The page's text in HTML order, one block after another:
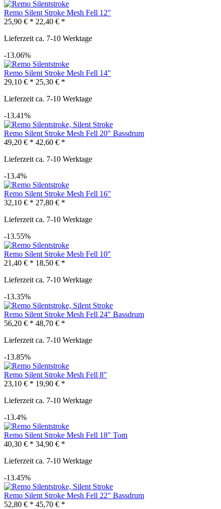
Remo Silent Stroke Mesh Fell 12"
25,90 € * 22,40 € *
Lieferzeit ca. 7-10 Werktage
-13.06%
Remo Silent Stroke Mesh Fell 14"
29,10 € * 25,30 € *
Lieferzeit ca. 7-10 Werktage
-13.41%
Remo Silent Stroke Mesh Fell 20" Bassdrum
49,20 € * 42,60 € *
Lieferzeit ca. 7-10 Werktage
-13.4%
Remo Silent Stroke Mesh Fell 16"
32,10 € * 27,80 € *
Lieferzeit ca. 7-10 Werktage
-13.55%
Remo Silent Stroke Mesh Fell 10"
21,40 € * 18,50 € *
Lieferzeit ca. 7-10 Werktage
-13.35%
Remo Silent Stroke Mesh Fell 24" Bassdrum
56,20 € * 48,70 € *
Lieferzeit ca. 7-10 Werktage
-13.85%
Remo Silent Stroke Mesh Fell 8"
23,10 € * 19,90 € *
Lieferzeit ca. 7-10 Werktage
-13.4%
Remo Silent Stroke Mesh Fell 18" Tom
40,30 € * 34,90 € *
Lieferzeit ca. 7-10 Werktage
-13.45%
Remo Silent Stroke Mesh Fell 22" Bassdrum
52,80 € * 45,70 € *